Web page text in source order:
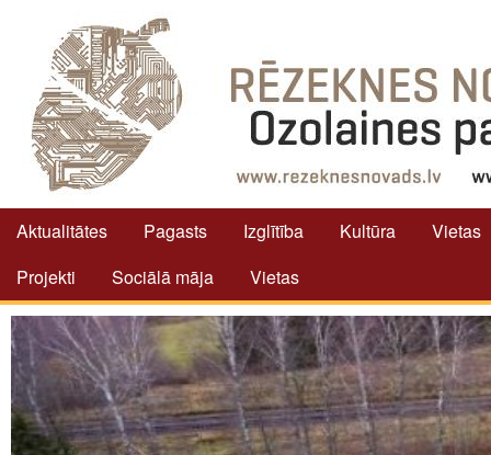
Aktualitātes Pagasts Izglītība Kultūra
Vietas
Projekti
Sociālā māja Vietas